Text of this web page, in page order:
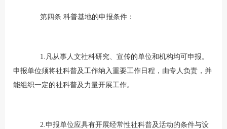
第四条 科普基地的申报条件：
1.凡从事人文社科研究、宣传的单位和机构均可申报。
申报单位须将社科普及工作纳入重要工作日程，由专人负责，并
能组织一定的社科普及力量开展工作。
2.申报单位应具有开展经常性社科普及活动的条件与设